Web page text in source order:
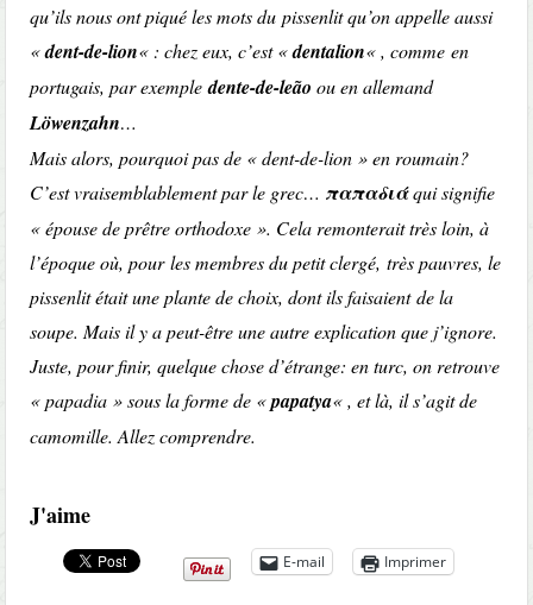
qu’ils nous ont piqué les mots du pissenlit qu’on appelle aussi
«dent-de-lion« : chez eux, c’est «dentalion« , comme en
portugais, par exempledente-de-leão ou en allemand
Löwenzahn…
Mais alors, pourquoi pas de « dent-de-lion » en roumain?
C’est vraisemblablement par le grec… παπαδιάqui signifie
« épouse de prêtre orthodoxe ». Cela remonterait très loin, à
l’époque où, pour les membres du petit clergé, très pauvres, le
pissenlit était une plante de choix, dont ils faisaient de la
soupe. Mais il y a peut-être une autre explication que j’ignore.
Juste, pour finir, quelque chose d’étrange: en turc, on retrouve
« papadia » sous la forme de «papatya« , et là, il s’agit de
camomille. Allez comprendre.
J'aime
E-mail Imprimer